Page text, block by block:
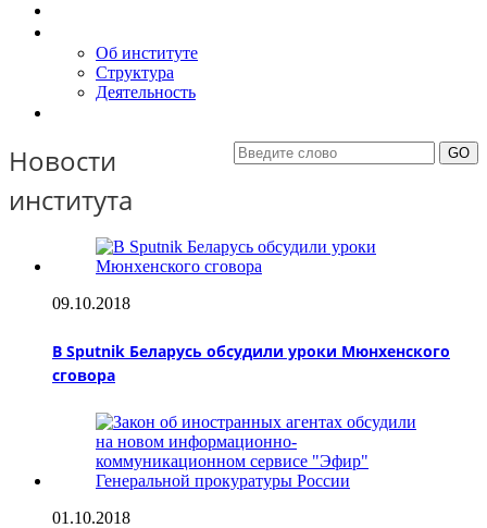
Об институте
Структура
Деятельность
Новости
института
09.10.2018
В Sputnik Беларусь обсудили уроки Мюнхенского
сговора
01.10.2018